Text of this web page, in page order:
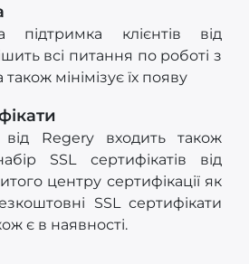
підтримка клієнтів від
всі питання по роботі з
мінімізує їх появу
Regery входить також
SSL сертифікатів від
центру сертифікації як
SSL сертифікати
є в наявності.